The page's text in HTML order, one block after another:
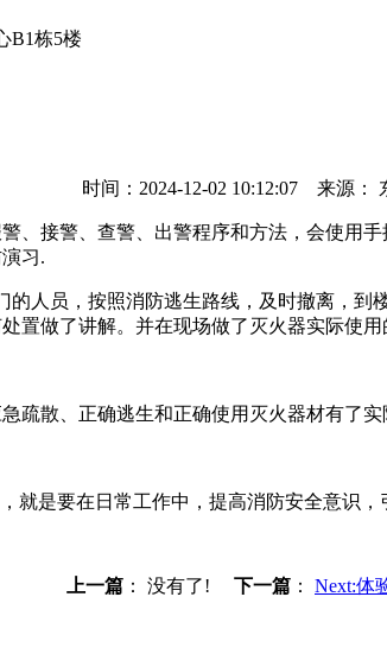
B1栋5楼
时间：2024-12-02 10:12:07 来源
、接警、查警、出警程序和方法，会使用
习.
人员，按照消防逃生路线，及时撤离，到
置做了讲解。并在现场做了灭火器实际使
散、正确逃生和正确使用灭火器材有了实
是要在日常工作中，提高消防安全意识，
上一篇 ： 没有了! 下一篇 ： Next:体